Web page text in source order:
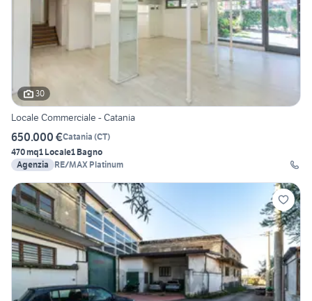
30
Locale Commerciale - Catania
650.000 €Catania (CT)
470 mq1 Locale1 Bagno
Agenzia
RE/MAX Platinum